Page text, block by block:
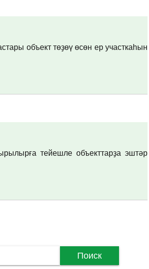
объект төҙөү өсөн ер участкаһын
тейешле объекттарҙа эштәр
Поиск